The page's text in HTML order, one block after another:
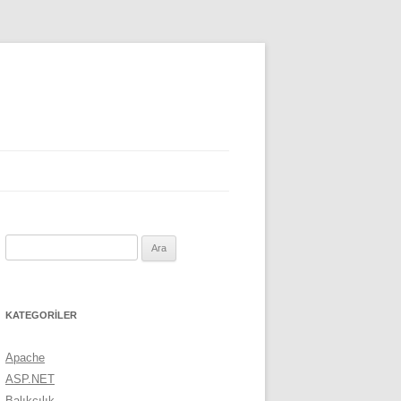
KATEGORILER
Apache
ASP.NET